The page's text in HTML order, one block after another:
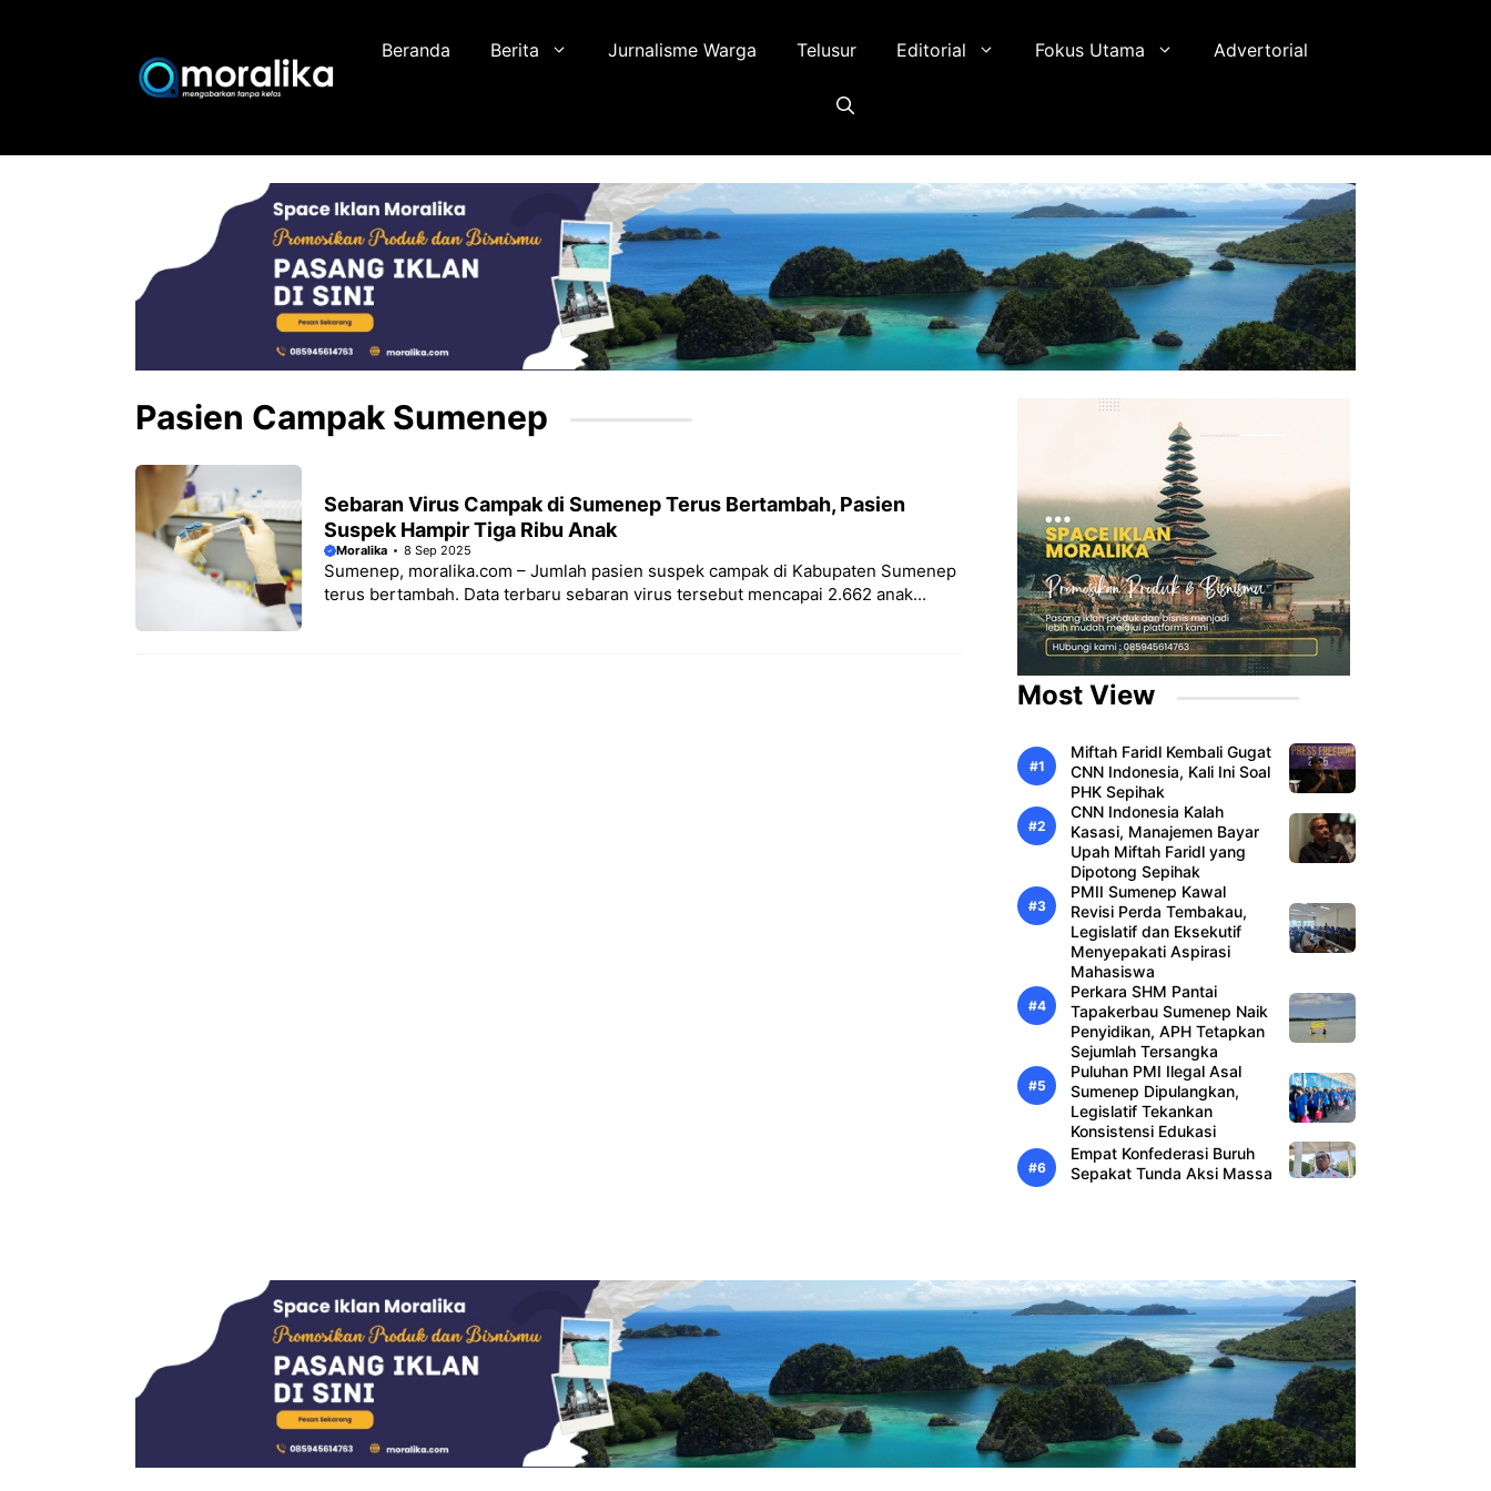
Beranda Berita Jurnalisme Warga Telusur Editorial Fokus Utama Advertorial
Pasien Campak Sumenep
Sebaran Virus Campak di Sumenep Terus Bertambah, Pasien
Suspek Hampir Tiga Ribu Anak
Moralika 8 Sep 2025
Sumenep, moralika.com – Jumlah pasien suspek campak di Kabupaten Sumenep
terus bertambah. Data terbaru sebaran virus tersebut mencapai 2.662 anak...
Most View
Miftah Faridl Kembali Gugat
CNN Indonesia, Kali Ini Soal
PHK Sepihak
CNN Indonesia Kalah
Kasasi, Manajemen Bayar
Upah Miftah Faridl yang
Dipotong Sepihak
PMII Sumenep Kawal
Revisi Perda Tembakau,
Legislatif dan Eksekutif
Menyepakati Aspirasi
Mahasiswa
Perkara SHM Pantai
Tapakerbau Sumenep Naik
Penyidikan, APH Tetapkan
Sejumlah Tersangka
Puluhan PMI Ilegal Asal
Sumenep Dipulangkan,
Legislatif Tekankan
Konsistensi Edukasi
Empat Konfederasi Buruh
Sepakat Tunda Aksi Massa